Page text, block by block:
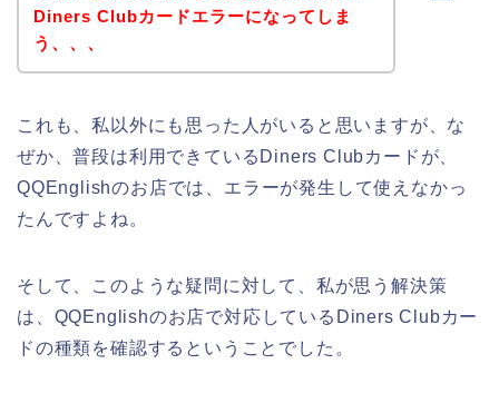
Diners Clubカードエラーになってしま
う、、、
これも、私以外にも思った人がいると思いますが、な
ぜか、普段は利用できているDiners Clubカードが、
QQEnglishのお店では、エラーが発生して使えなかっ
たんですよね。
そして、このような疑問に対して、私が思う解決策
は、QQEnglishのお店で対応しているDiners Clubカー
ドの種類を確認するということでした。